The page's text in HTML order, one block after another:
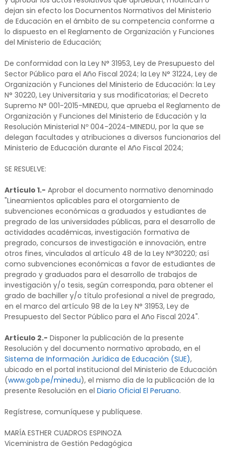
dejan sin efecto los Documentos Normativos del Ministerio
de Educación en el ámbito de su competencia conforme a
lo dispuesto en el Reglamento de Organización y Funciones
del Ministerio de Educación;
De conformidad con la Ley N° 31953, Ley de Presupuesto del
Sector Público para el Año Fiscal 2024; la Ley N° 31224, Ley de
Organización y Funciones del Ministerio de Educación: la Ley
N° 30220, Ley Universitaria y sus modificatorias; el Decreto
Supremo N° 001-2015-MINEDU, que aprueba el Reglamento de
Organización y Funciones del Ministerio de Educación y la
Resolución Ministerial Nº 004-2024-MINEDU, por la que se
delegan facultades y atribuciones a diversos funcionarios del
Ministerio de Educación durante el Año Fiscal 2024;
SE RESUELVE:
Artículo 1.- Aprobar el documento normativo denominado
"Lineamientos aplicables para el otorgamiento de
subvenciones económicas a graduados y estudiantes de
pregrado de las universidades públicas, para el desarrollo de
actividades académicas, investigación formativa de
pregrado, concursos de investigación e innovación, entre
otros fines, vinculados al artículo 48 de la Ley N°30220; así
como subvenciones económicas a favor de estudiantes de
pregrado y graduados para el desarrollo de trabajos de
investigación y/o tesis, según corresponda, para obtener el
grado de bachiller y/o título profesional a nivel de pregrado,
en el marco del artículo 98 de la Ley N° 31953, Ley de
Presupuesto del Sector Público para el Año Fiscal 2024".
Artículo 2.- Disponer la publicación de la presente
Resolución y del documento normativo aprobado, en el
Sistema de Información Jurídica de Educación (SIJE),
ubicado en el portal institucional del Ministerio de Educación
(www.gob.pe/minedu), el mismo día de la publicación de la
presente Resolución en el Diario Oficial El Peruano.
Regístrese, comuníquese y publíquese.
MARÍA ESTHER CUADROS ESPINOZA
Viceministra de Gestión Pedagógica